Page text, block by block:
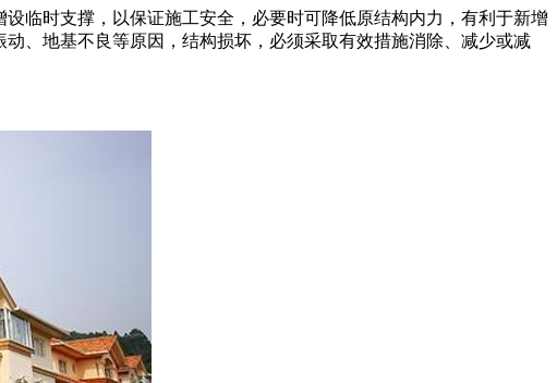
临时支撑，以保证施工安全，必要时可降低原结构内力，有利于新增
、地基不良等原因，结构损坏，必须采取有效措施消除、减少或减